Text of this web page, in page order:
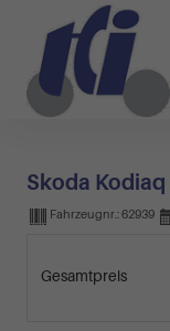
Skoda Kodiaq
Fahrzeugnr.:62939
Gesamtpreis